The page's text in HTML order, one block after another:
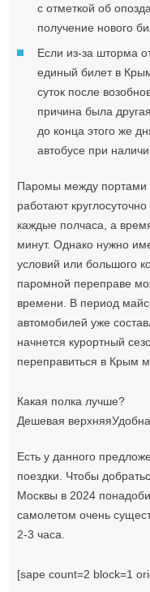
с отметкой об
получение нового
Если из-за шторма
единый билет в
суток после
причина была
до конца этого же
автобусе при
Паромы между портами
работают
каждые полчаса, а
минут. Однако нужно
условий или большого
паромной переправе
времени. В период
автомобилей уже
начнется курортный
переправиться в Крым
Какая полка лучше?
Дешевая верхняя
Есть у данного
поездки. Чтобы
Москвы в 2024
самолетом очень
2-3 часа.
[sape count=2 block=1